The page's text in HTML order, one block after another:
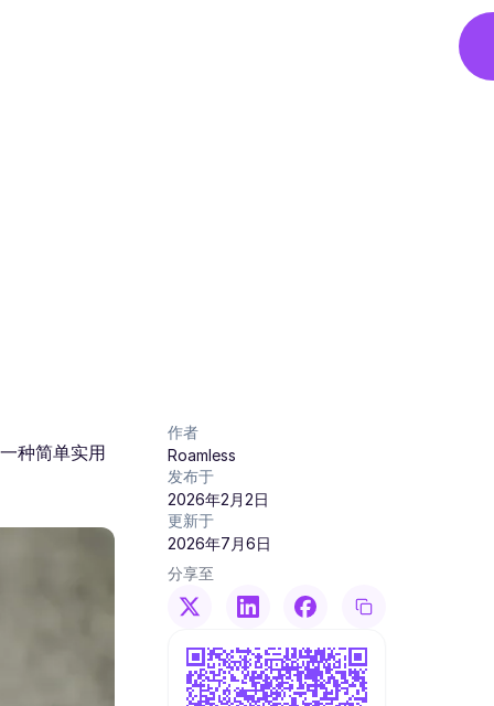
种简单实用
作者
Roamless
发布于
2026年2月2日
更新于
2026年7月6日
分享至